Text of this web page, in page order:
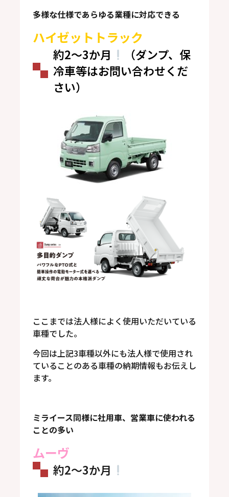
多様な仕様であらゆる業種に対応できる
ハイゼットトラック
約2～3か月
（ダンプ、保
冷車等はお問い合わせくだ
さい）
ここまでは法人様によく使用いただいている
車種でした。
今回は上記3車種以外にも法人様で使用され
ていることのある車種の納期情報もお伝えし
ます。
ミライース同様に社用車、営業車に使われる
ことの多い
ムーヴ
約2～3か月